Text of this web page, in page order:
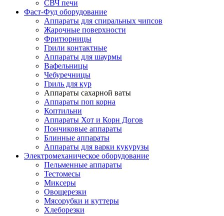
СВЧ печи
Фаст-Фуд оборудование
Аппараты для спиральных чипсов
Жарочные поверхности
Фритюрницы
Грили контактные
Аппараты для шаурмы
Вафельницы
Чебуречницы
Гриль для кур
Аппараты сахарной ваты
Аппараты поп корна
Коптильни
Аппараты Хот и Корн Догов
Пончиковые аппараты
Блинные аппараты
Аппараты для варки кукурузы
Электромеханическое оборудование
Пельменные аппараты
Тестомесы
Миксеры
Овощерезки
Мясорубки и куттеры
Хлеборезки